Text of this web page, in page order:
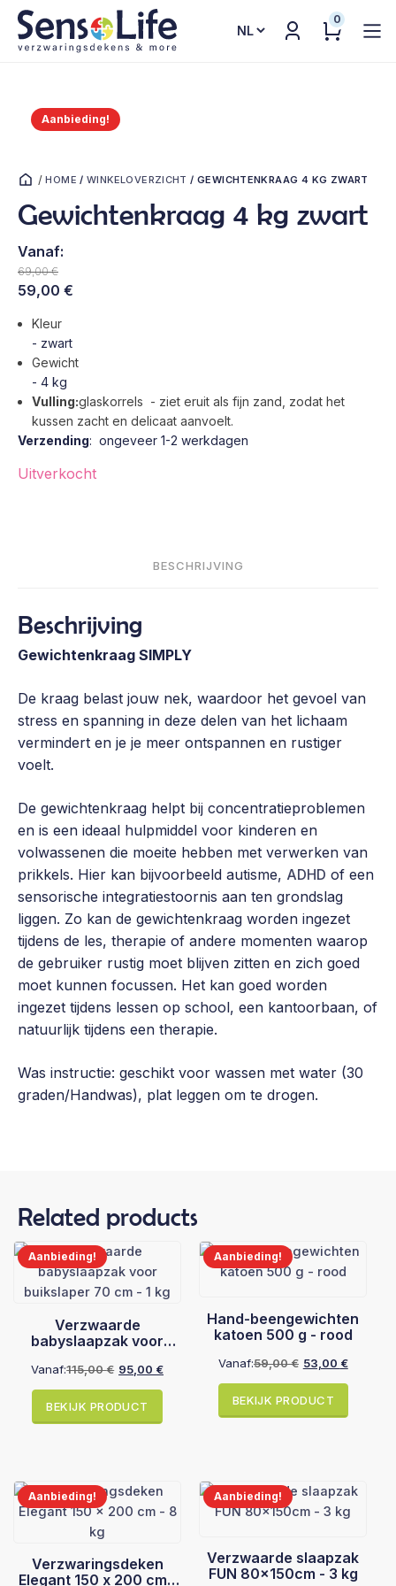
Kies
0
Aanbieding!
/ HOME /WINKELOVERZICHT /GEWICHTENKRAAG 4 KG ZWART
Gewichtenkraag 4 kg zwart
Vanaf:
69,00€
Oorspronkelijke
was:
69,00 €.
59,00 €
59,00 €.
Kleur
- zwart
Gewicht
- 4 kg
Vulling:glaskorrels - ziet eruit als fijn zand, zodat het
kussen zacht en delicaat aanvoelt.
Verzending: ongeveer 1-2 werkdagen
Uitverkocht
BESCHRIJVING
Beschrijving
Gewichtenkraag SIMPLY
De kraag belast jouw nek, waardoor het gevoel van
stress en spanning in deze delen van het lichaam
vermindert en je je meer ontspannen en rustiger
voelt.
De gewichtenkraag helpt bij concentratieproblemen
en is een ideaal hulpmiddel voor kinderen en
volwassenen die moeite hebben met verwerken van
prikkels. Hier kan bijvoorbeeld autisme, ADHD of een
sensorische integratiestoornis aan ten grondslag
liggen. Zo kan de gewichtenkraag worden ingezet
tijdens de les, therapie of andere momenten waarop
de gebruiker rustig moet blijven zitten en zich goed
moet kunnen focussen. Het kan goed worden
ingezet tijdens lessen op school, een kantoorbaan, of
natuurlijk tijdens een therapie.
Was instructie: geschikt voor wassen met water (30
graden/Handwas), plat leggen om te drogen.
Related products
Aanbieding!
Verzwaarde
babyslaapzak voor
Vanaf:115,00€
Oorspronkelijke
prijs
was:
95,00 €
Huidige
prijs
is:
BEKIJK PRODUCT
Aanbieding!
Hand-beengewichten
katoen 500 g - rood
Vanaf:59,00€
Oorspronkelijke
prijs
was:
53,00 €
Huidige
prijs
is:
BEKIJK PRODUCT
Aanbieding!
Verzwaringsdeken
Elegant 150 x 200 cm -
Aanbieding!
Verzwaarde slaapzak
FUN 80x150cm - 3 kg